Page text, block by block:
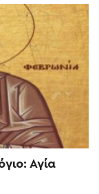
Αγία